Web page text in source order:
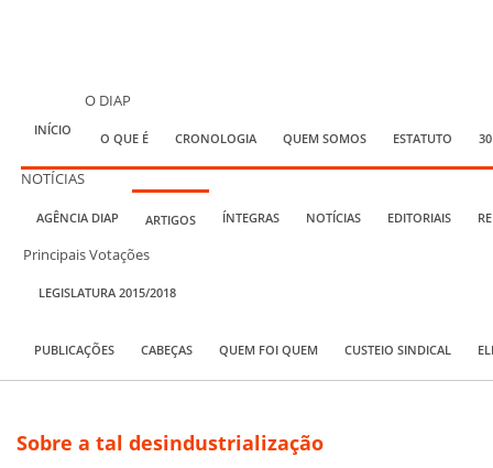
INÍCIO
O DIAP
O QUE É CRONOLOGIA QUEM SOMOS ESTATUTO
NOTÍCIAS
AGÊNCIA DIAP ARTIGOS ÍNTEGRAS NOTÍCIAS EDITORIAIS
Principais Votações
LEGISLATURA 2015/2018
PUBLICAÇÕES CABEÇAS QUEM FOI QUEM CUSTEIO SINDICAL
Sobre a tal desindustrialização